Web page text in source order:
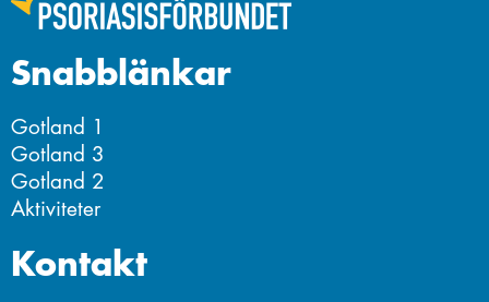
Kontakt
Snabblänkar
Gotland 1
Gotland 3
Gotland 2
Aktiviteter